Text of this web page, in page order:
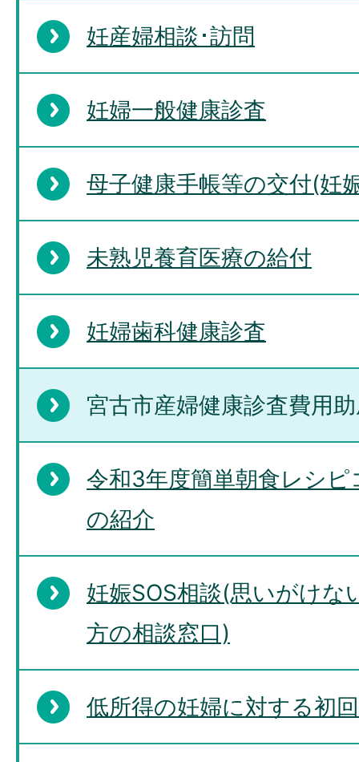
妊産婦相談･訪問
妊婦一般健康診査
母子健康手帳等の交付(妊
未熟児養育医療の給付
妊婦歯科健康診査
宮古市産婦健康診査費用
令和3年度簡単朝食レシ
の紹介
妊娠SOS相談(思いがけな
方の相談窓口)
低所得の妊婦に対する初